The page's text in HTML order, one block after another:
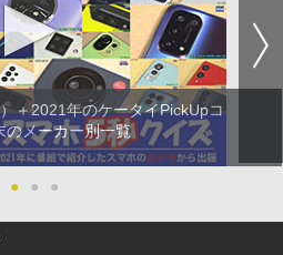
＋2021年のケータイPickUpコ
のメーカー別一覧
● ● ●